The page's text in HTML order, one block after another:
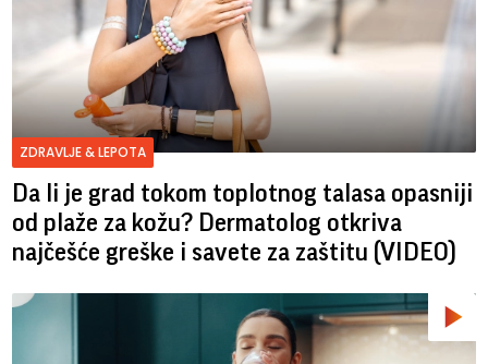
ZDRAVLJE & LEPOTA
Da li je grad tokom toplotnog talasa opasniji
od plaže za kožu? Dermatolog otkriva
najčešće greške i savete za zaštitu (VIDEO)